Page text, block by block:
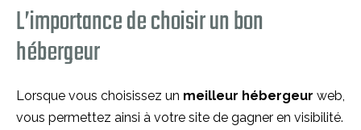
L’importance de choisir un bon
hébergeur
Lorsque vous choisissez un meilleur hébergeur web,
vous permettez ainsi à votre site de gagner en visibilité.